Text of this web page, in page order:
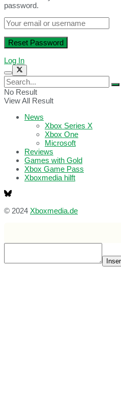
password.
Log In
No Result
View All Result
News
Xbox Series X
Xbox One
Microsoft
Reviews
Games with Gold
Xbox Game Pass
Xboxmedia hilft
© 2024 Xboxmedia.de